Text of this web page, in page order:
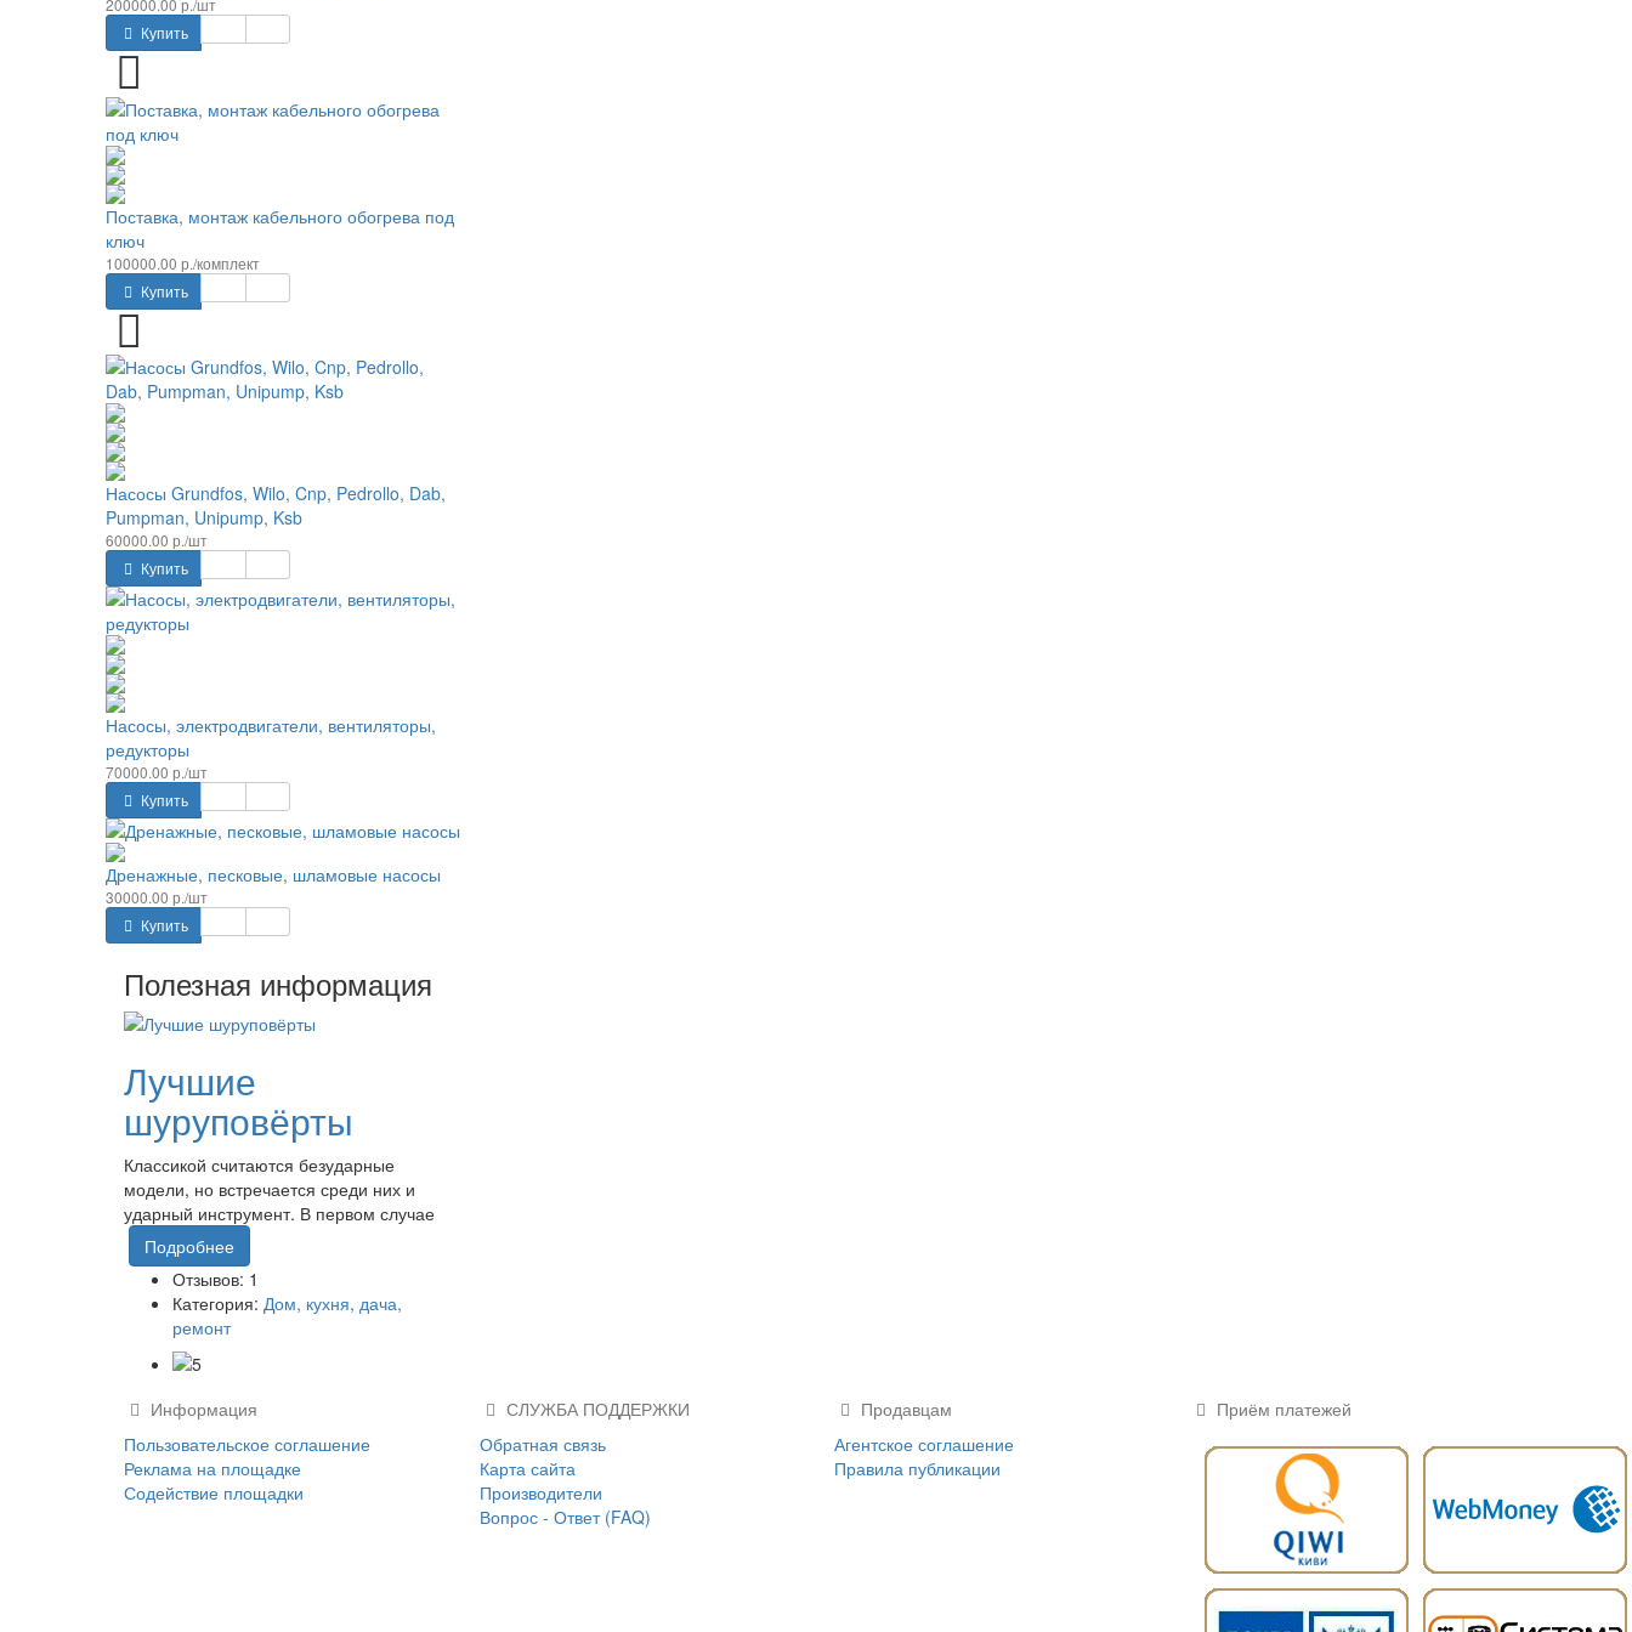
200000.00 р./шт
Купить
Поставка, монтаж кабельного обогрева под
ключ
100000.00 р./комплект
Купить
Насосы Grundfos, Wilo, Cnp, Pedrollo, Dab,
Pumpman, Unipump, Ksb
60000.00 р./шт
Купить
Насосы, электродвигатели, вентиляторы,
редукторы
70000.00 р./шт
Купить
Дренажные, песковые, шламовые насосы
30000.00 р./шт
Купить
Полезная информация
Лучшие
шуруповёрты
Классикой считаются безударные
модели, но встречается среди них и
ударный инструмент. В первом случае
Подробнее
Отзывов: 1
Категория: Дом, кухня, дача,
ремонт
Информация
Пользовательское соглашение
Реклама на площадке
Содействие площадки
СЛУЖБА ПОДДЕРЖКИ
Обратная связь
Карта сайта
Производители
Вопрос - Ответ (FAQ)
Продавцам
Агентское соглашение
Правила публикации
Приём платежей